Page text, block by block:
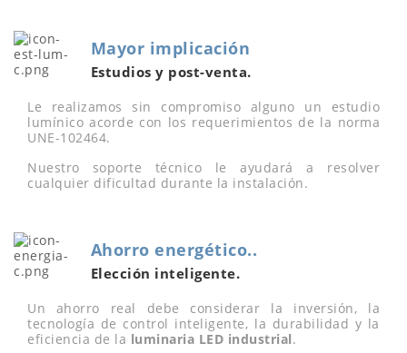
Mayor implicación
Estudios y post-venta.
Le realizamos sin compromiso alguno un estudio
lumínico acorde con los requerimientos de la norma
UNE-102464.
Nuestro soporte técnico le ayudará a resolver
cualquier dificultad durante la instalación.
Ahorro energético..
Elección inteligente.
Un ahorro real debe considerar la inversión, la
tecnología de control inteligente, la durabilidad y la
eficiencia de la luminaria LED industrial.